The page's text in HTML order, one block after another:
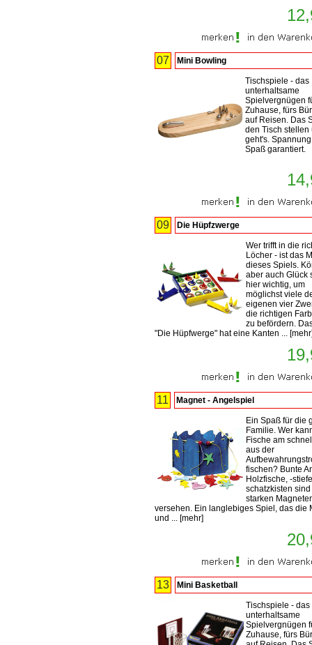
07 Mini Bowling
Tischspiele - das
unterhaltsame
Spielvergnügen
Zuhause, fürs
auf Reisen. Das
den Tisch stellen
geht's.
Spaß garantiert.
09 Die Hüpfzwerge
Wer trifft in die
Löcher - ist das
dieses Spiels.
aber auch Glück
hier wichtig, um
möglichst viele
eigenen vier
die richtigen
zu befördern.
"Die Hüpfwerge" hat eine Kanten ... [mehr
11 Magnet - Angelspiel
Ein Spaß für die
Familie. Wer
Fische am
aus der
fischen? Bunte
Holzfische, -
schatzkisten sind
starken
versehen. Ein langlebiges Spiel, das die
und ... [mehr]
13 Mini Basketball
Tischspiele - das
unterhaltsame
Spielvergnügen
Zuhause, fürs